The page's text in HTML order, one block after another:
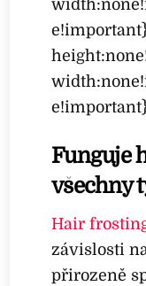
Funguje
všechny
Hair
závislosti
přirozeně